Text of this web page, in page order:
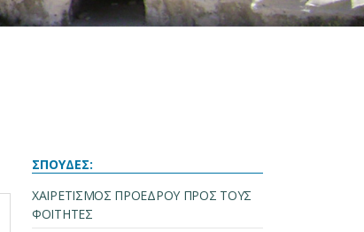
ΣΠΟΥΔΕΣ:
ΧΑΙΡΕΤΙΣΜΟΣ ΠΡΟΕΔΡΟΥ ΠΡΟΣ ΤΟΥΣ
ΦΟΙΤΗΤΕΣ